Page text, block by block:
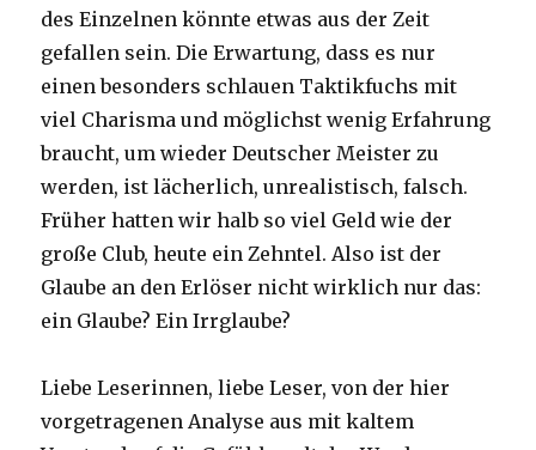
des Einzelnen könnte etwas aus der Zeit
gefallen sein. Die Erwartung, dass es nur
einen besonders schlauen Taktikfuchs mit
viel Charisma und möglichst wenig Erfahrung
braucht, um wieder Deutscher Meister zu
werden, ist lächerlich, unrealistisch, falsch.
Früher hatten wir halb so viel Geld wie der
große Club, heute ein Zehntel. Also ist der
Glaube an den Erlöser nicht wirklich nur das:
ein Glaube? Ein Irrglaube?
Liebe Leserinnen, liebe Leser, von der hier
vorgetragenen Analyse aus mit kaltem